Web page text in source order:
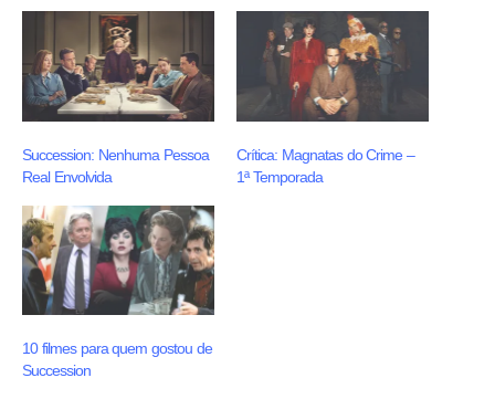
Succession: Nenhuma Pessoa
Real Envolvida
Crítica: Magnatas do Crime –
1ª Temporada
10 filmes para quem gostou de
Succession